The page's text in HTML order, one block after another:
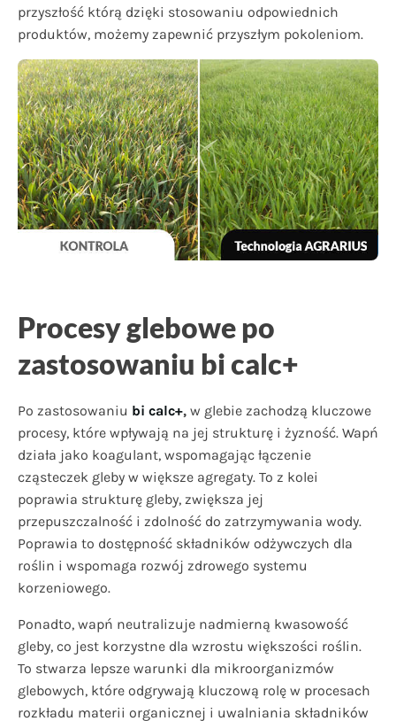
przyszłość którą dzięki stosowaniu odpowiednich
produktów, możemy zapewnić przyszłym pokoleniom.
Procesy glebowe po
zastosowaniu bi calc+
Po zastosowaniu bi calc+, w glebie zachodzą kluczowe
procesy, które wpływają na jej strukturę i żyzność. Wapń
działa jako koagulant, wspomagając łączenie
cząsteczek gleby w większe agregaty. To z kolei
poprawia strukturę gleby, zwiększa jej
przepuszczalność i zdolność do zatrzymywania wody.
Poprawia to dostępność składników odżywczych dla
roślin i wspomaga rozwój zdrowego systemu
korzeniowego.
Ponadto, wapń neutralizuje nadmierną kwasowość
gleby, co jest korzystne dla wzrostu większości roślin.
To stwarza lepsze warunki dla mikroorganizmów
glebowych, które odgrywają kluczową rolę w procesach
rozkładu materii organicznej i uwalniania składników